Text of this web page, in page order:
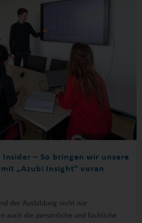
Insider – So bringen wir unsere
„Azubi Insight“ voran
der Ausbildung nicht nur
auch die persönliche und fachliche